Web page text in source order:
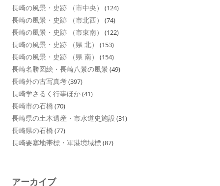
長崎の風景・史跡 （市中央） (124)
長崎の風景・史跡 （市北西） (74)
長崎の風景・史跡 （市東南） (122)
長崎の風景・史跡 （県 北） (153)
長崎の風景・史跡 （県 南） (154)
長崎名勝図絵・長崎八景の風景 (49)
長崎外の古写真考(397)
長崎学さるく行事ほか(41)
長崎市の石橋 (70)
長崎県の土木遺産・市水道史施設 (31)
長崎県の石橋 (77)
長崎要塞地帯標・軍港境域標(87)
アーカイブ